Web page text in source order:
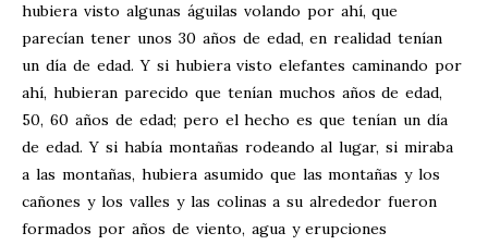
hubiera visto algunas águilas volando por ahí, que
parecían tener unos 30 años de edad, en realidad tenían
un día de edad. Y si hubiera visto elefantes caminando por
ahí, hubieran parecido que tenían muchos años de edad,
50, 60 años de edad; pero el hecho es que tenían un día
de edad. Y si había montañas rodeando al lugar, si miraba
a las montañas, hubiera asumido que las montañas y los
cañones y los valles y las colinas a su alrededor fueron
formados por años de viento, agua y erupciones